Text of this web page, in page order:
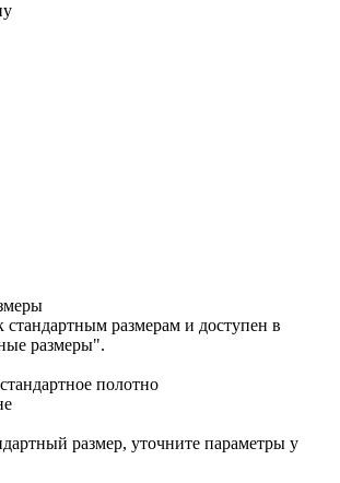
стандартным размерам и доступен в
размеры".
полотно
размер, уточните параметры у